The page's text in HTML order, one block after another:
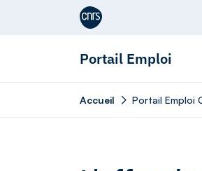
Aller au contenu
Portail Emploi
Accueil Portail Emploi